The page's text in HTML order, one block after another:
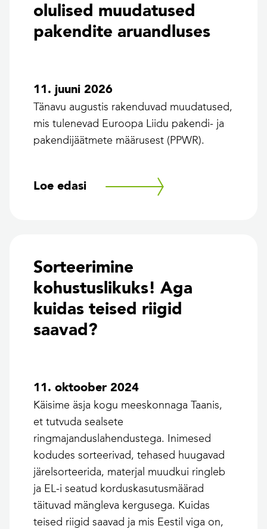
olulised muudatused
pakendite aruandluses
11. juuni 2026
Tänavu augustis rakenduvad muudatused,
mis tulenevad Euroopa Liidu pakendi- ja
pakendijäätmete määrusest (PPWR).
Loe edasi
Sorteerimine
kohustuslikuks! Aga
kuidas teised riigid
saavad?
11. oktoober 2024
Käisime äsja kogu meeskonnaga Taanis,
et tutvuda sealsete
ringmajanduslahendustega. Inimesed
kodudes sorteerivad, tehased huugavad
järelsorteerida, materjal muudkui ringleb
ja EL-i seatud korduskasutusmäärad
täituvad mängleva kergusega. Kuidas
teised riigid saavad ja mis Eestil viga on,